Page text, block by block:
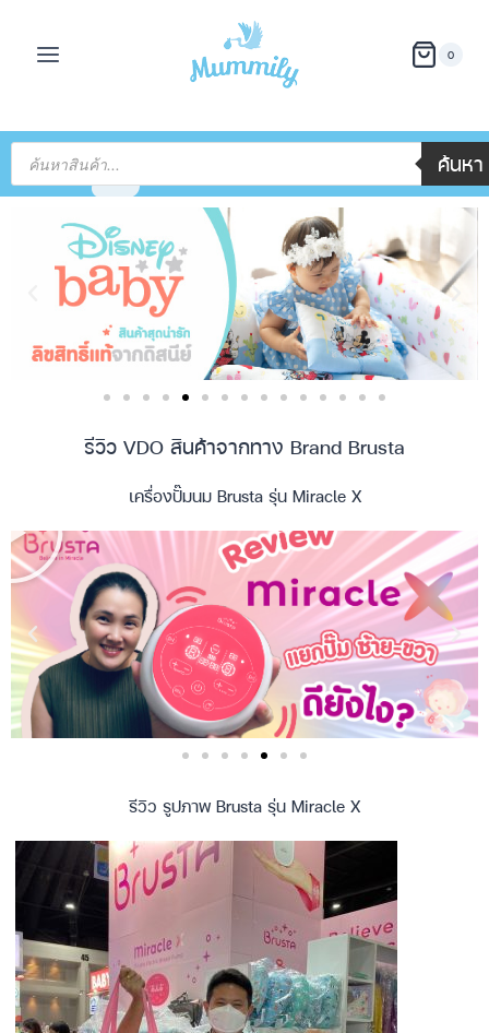
0
ค้นหา
รีวิว VDO สินค้าจากทาง Brand Brusta
เครื่องปั๊มนม Brusta รุ่น Miracle X
รีวิว รูปภาพ Brusta รุ่น Miracle X